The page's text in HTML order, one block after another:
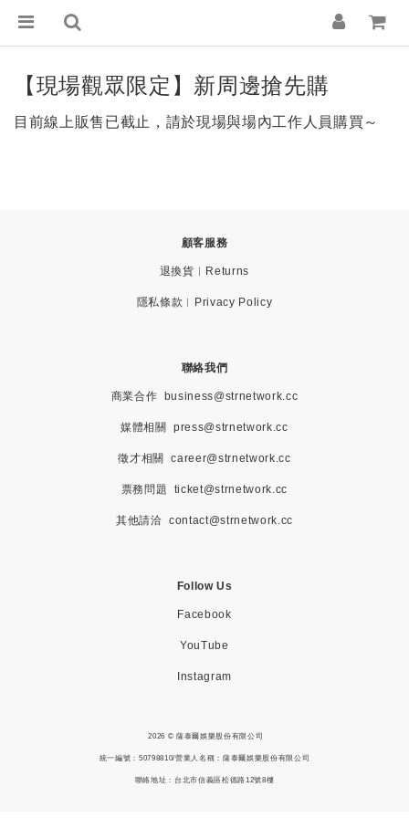
【現場觀眾限定】新周邊搶先購
目前線上販售已截止，請於現場與場內工作人員購買～
顧客服務
退換貨︱Returns
隱私條款︱Privacy Policy
聯絡我們
商業合作 business@strnetwork.cc
媒體相關press@strnetwork.cc
徵才相關career@strnetwork.cc
票務問題 ticket@strnetwork.cc
其他請洽 contact@strnetwork.cc
Follow Us
Facebook
YouTube
Instagram
2026 © 薩泰爾娛樂股份有限公司
統一編號：50798810/營業人名稱：薩泰爾娛樂股份有限公司
聯絡地址：台北市信義區松德路12號8樓